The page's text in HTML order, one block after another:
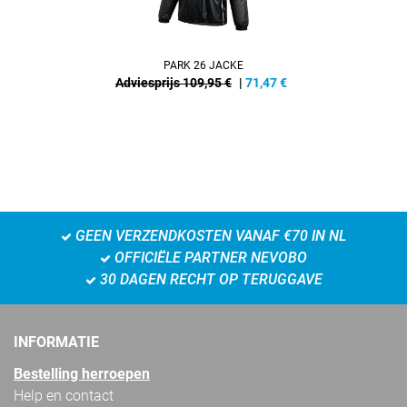
PARK 26 JACKE
Adviesprijs 109,95 € | 71,47€
GEEN VERZENDKOSTEN VANAF €70 IN NL
OFFICIËLE PARTNER NEVOBO
30 DAGEN RECHT OP TERUGGAVE
INFORMATIE
Bestelling herroepen
Help en contact